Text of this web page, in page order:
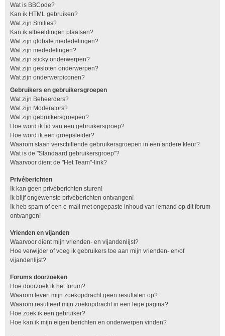
Wat is BBCode?
Kan ik HTML gebruiken?
Wat zijn Smilies?
Kan ik afbeeldingen plaatsen?
Wat zijn globale mededelingen?
Wat zijn mededelingen?
Wat zijn sticky onderwerpen?
Wat zijn gesloten onderwerpen?
Wat zijn onderwerpiconen?
Gebruikers en gebruikersgroepen
Wat zijn Beheerders?
Wat zijn Moderators?
Wat zijn gebruikersgroepen?
Hoe word ik lid van een gebruikersgroep?
Hoe word ik een groepsleider?
Waarom staan verschillende gebruikersgroepen in een andere kleur?
Wat is de "Standaard gebruikersgroep"?
Waarvoor dient de "Het Team"-link?
Privéberichten
Ik kan geen privéberichten sturen!
Ik blijf ongewenste privéberichten ontvangen!
Ik heb spam of een e-mail met ongepaste inhoud van iemand op dit forum
ontvangen!
Vrienden en vijanden
Waarvoor dient mijn vrienden- en vijandenlijst?
Hoe verwijder of voeg ik gebruikers toe aan mijn vrienden- en/of
vijandenlijst?
Forums doorzoeken
Hoe doorzoek ik het forum?
Waarom levert mijn zoekopdracht geen resultaten op?
Waarom resulteert mijn zoekopdracht in een lege pagina?
Hoe zoek ik een gebruiker?
Hoe kan ik mijn eigen berichten en onderwerpen vinden?